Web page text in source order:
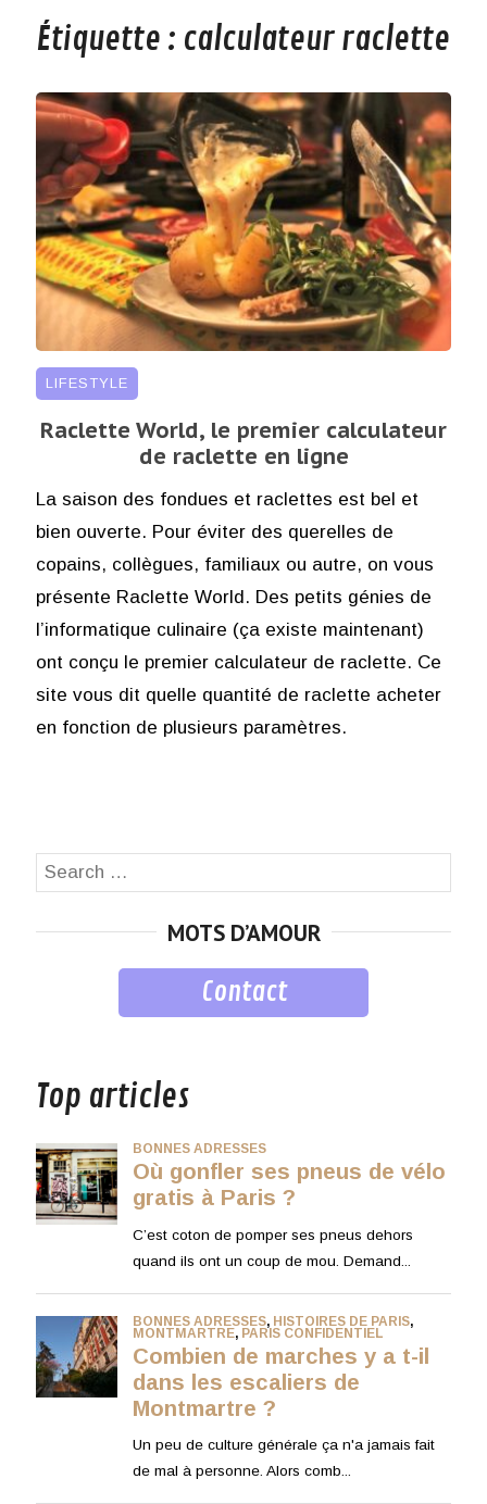
Étiquette : calculateur raclette
LIFESTYLE
Raclette World, le premier calculateur
de raclette en ligne
La saison des fondues et raclettes est bel et
bien ouverte. Pour éviter des querelles de
copains, collègues, familiaux ou autre, on vous
présente Raclette World. Des petits génies de
l’informatique culinaire (ça existe maintenant)
ont conçu le premier calculateur de raclette. Ce
site vous dit quelle quantité de raclette acheter
en fonction de plusieurs paramètres.
Search
MOTS D’AMOUR
Contact
Top articles